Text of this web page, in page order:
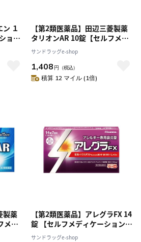
ン １
ョン
【第2類医薬品】田辺三菱製薬
タリオンAR 10錠【セルフメデ
ィケーション税制対象】
サンドラッグe-shop
1,408 円 （税込）
積算 12 マイル (1倍)
製薬
メデ
【第2類医薬品】アレグラFX 14
錠 【セルフメディケーション税
制対象】
サンドラッグe-shop